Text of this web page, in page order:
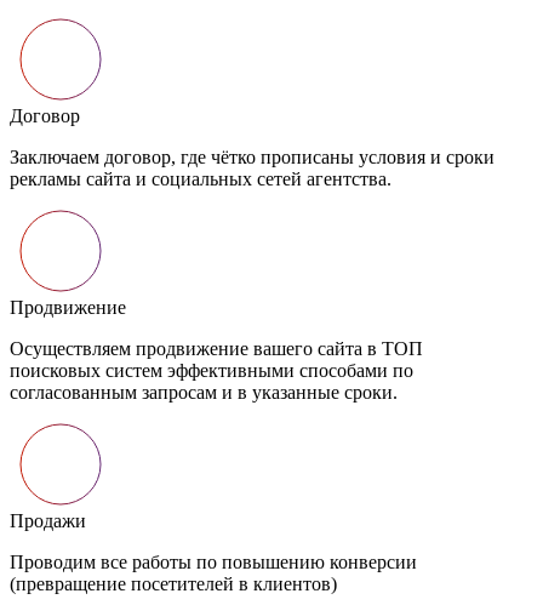
Договор
Заключаем договор, где чётко прописаны условия и сроки
рекламы сайта и социальных сетей агентства.
Продвижение
Осуществляем продвижение вашего сайта в ТОП
поисковых систем эффективными способами по
согласованным запросам и в указанные сроки.
Продажи
Проводим все работы по повышению конверсии
(превращение посетителей в клиентов)